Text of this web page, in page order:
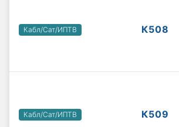
Кабл/Сат/ИПТВ К508
Кабл/Сат/ИПТВ К509